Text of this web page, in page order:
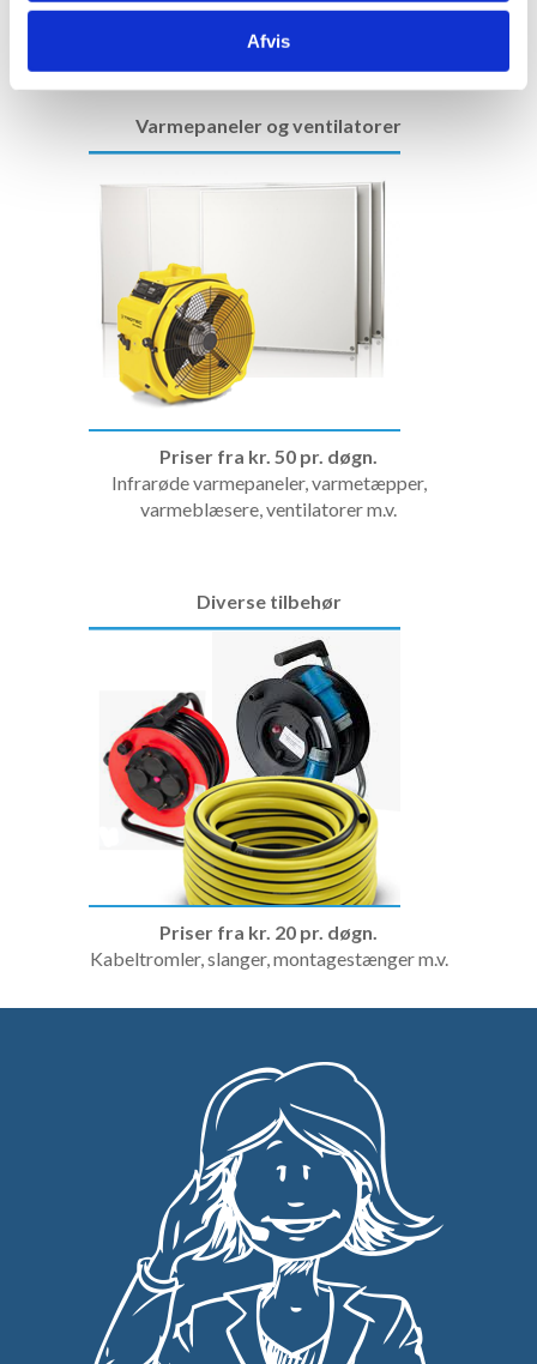
Afvis
afhænger af affugtningsopgaven, emne, m3,
lokaltemperatur, luftfugtighed (RF) m.v.
Varmepaneler og ventilatorer
Priser fra kr. 50 pr. døgn.
Infrarøde varmepaneler, varmetæpper,
varmeblæsere, ventilatorer m.v.
Diverse tilbehør
Priser fra kr. 20 pr. døgn.
Kabeltromler, slanger, montagestænger m.v.